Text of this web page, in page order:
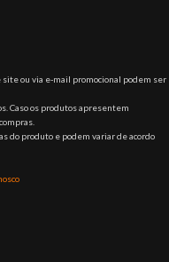
site ou via e-mail promocional podem ser
Caso os produtos apresentem
do produto e podem variar de acordo